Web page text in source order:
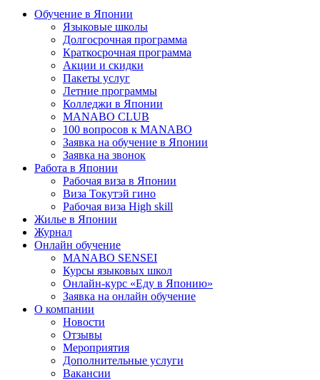
Обучение в Японии
Языковые школы
Долгосрочная программа
Краткосрочная программа
Акции и скидки
Пакеты услуг
Летние программы
Колледжи в Японии
MANABO CLUB
100 вопросов к MАNABO
Заявка на обучение в Японии
Заявка на звонок
Работа в Японии
Рабочая виза в Японии
Виза Токутэй гино
Рабочая виза High skill
Жилье в Японии
Журнал
Онлайн обучение
MANABO SENSEI
Курсы языковых школ
Онлайн-курс «Еду в Японию»
Заявка на онлайн обучение
О компании
Новости
Отзывы
Мероприятия
Дополнительные услуги
Вакансии